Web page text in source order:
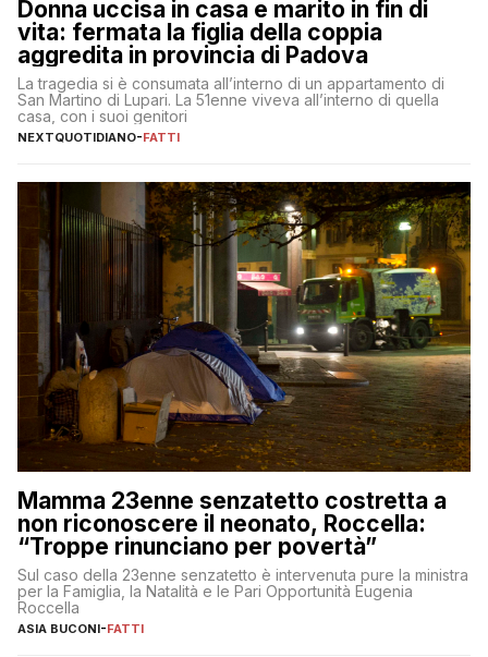
Donna uccisa in casa e marito in fin di
vita: fermata la figlia della coppia
aggredita in provincia di Padova
La tragedia si è consumata all’interno di un appartamento di
San Martino di Lupari. La 51enne viveva all’interno di quella
casa, con i suoi genitori
NEXTQUOTIDIANO-FATTI
Mamma 23enne senzatetto costretta a
non riconoscere il neonato, Roccella:
“Troppe rinunciano per povertà”
Sul caso della 23enne senzatetto è intervenuta pure la ministra
per la Famiglia, la Natalità e le Pari Opportunità Eugenia
Roccella
ASIA BUCONI-FATTI